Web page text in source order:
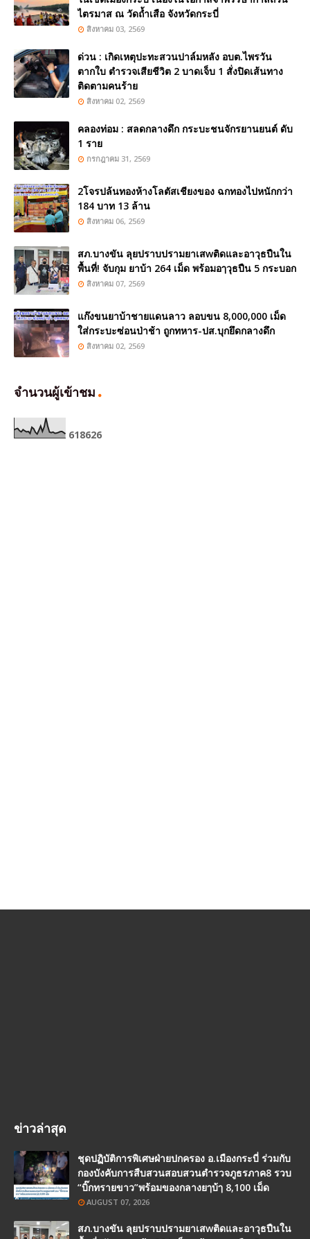
ไตรมาส ณ วัดถ้ำเสือ จังหวัดกระบี่
สิงหาคม 03, 2569
ด่วน : เกิดเหตุปะทะสวนปาล์มหลัง อบต.ไพรวัน
ตากใบ ตำรวจเสียชีวิต 2 บาดเจ็บ 1 สั่งปิดเส้นทาง
ติดตามคนร้าย
สิงหาคม 02, 2569
คลองท่อม : สลดกลางดึก กระบะชนจักรยานยนต์ ดับ
1 ราย
กรกฎาคม 31, 2569
2โจรปล้นทองห้างโลตัสเชียงของ ฉกทองไปหนักกว่า
184 บาท 13 ล้าน
สิงหาคม 06, 2569
สภ.บางขัน ลุยปราบปรามยาเสwติดและอาวุธปืนใน
พื้นที่! จับกุม ยาบ้า 264 เม็ด พร้อมอๅวุธปืน 5 กระบอก
สิงหาคม 07, 2569
แก๊งขนยาบ้าชายแดนลาว ลอบขน 8,000,000 เม็ด
ใส่กระบะซ่อนป่าช้า ถูกทหาร-ปส.บุกยึดกลางดึก
สิงหาคม 02, 2569
จำนวนผู้เข้าชม
618626
ข่าวล่าสุด
ชุดปฏิบัติการพิเศษฝ่ายปกครอง อ.เมืองกระบี่ ร่วมกับ
กองบังคับการสืบสวนสอบสวนตำรวจภูธรภาค8 รวบ
“บิ๊กทรายขาว”พร้อมของกลางยๅบ้ๅ 8,100 เม็ด
AUGUST 07, 2026
สภ.บางขัน ลุยปราบปรามยาเสwติดและอาวุธปืนใน